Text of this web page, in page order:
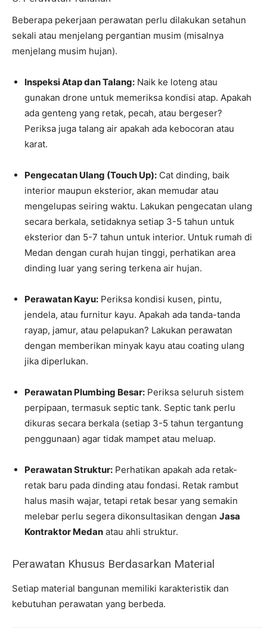
Beberapa pekerjaan perawatan perlu dilakukan setahun
sekali atau menjelang pergantian musim (misalnya
menjelang musim hujan).
Inspeksi Atap dan Talang: Naik ke loteng atau
gunakan drone untuk memeriksa kondisi atap. Apakah
ada genteng yang retak, pecah, atau bergeser?
Periksa juga talang air apakah ada kebocoran atau
karat.
Pengecatan Ulang (Touch Up): Cat dinding, baik
interior maupun eksterior, akan memudar atau
mengelupas seiring waktu. Lakukan pengecatan ulang
secara berkala, setidaknya setiap 3-5 tahun untuk
eksterior dan 5-7 tahun untuk interior. Untuk rumah di
Medan dengan curah hujan tinggi, perhatikan area
dinding luar yang sering terkena air hujan.
Perawatan Kayu: Periksa kondisi kusen, pintu,
jendela, atau furnitur kayu. Apakah ada tanda-tanda
rayap, jamur, atau pelapukan? Lakukan perawatan
dengan memberikan minyak kayu atau coating ulang
jika diperlukan.
Perawatan Plumbing Besar: Periksa seluruh sistem
perpipaan, termasuk septic tank. Septic tank perlu
dikuras secara berkala (setiap 3-5 tahun tergantung
penggunaan) agar tidak mampet atau meluap.
Perawatan Struktur: Perhatikan apakah ada retak-
retak baru pada dinding atau fondasi. Retak rambut
halus masih wajar, tetapi retak besar yang semakin
melebar perlu segera dikonsultasikan dengan Jasa
Kontraktor Medan atau ahli struktur.
Perawatan Khusus Berdasarkan Material
Setiap material bangunan memiliki karakteristik dan
kebutuhan perawatan yang berbeda.